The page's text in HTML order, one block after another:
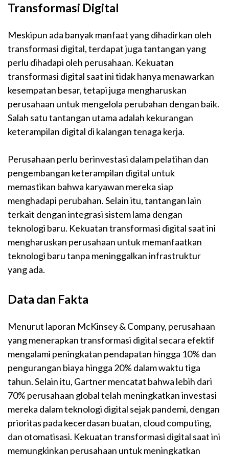
Transformasi Digital
Meskipun ada banyak manfaat yang dihadirkan oleh
transformasi digital, terdapat juga tantangan yang
perlu dihadapi oleh perusahaan. Kekuatan
transformasi digital saat ini tidak hanya menawarkan
kesempatan besar, tetapi juga mengharuskan
perusahaan untuk mengelola perubahan dengan baik.
Salah satu tantangan utama adalah kekurangan
keterampilan digital di kalangan tenaga kerja.
Perusahaan perlu berinvestasi dalam pelatihan dan
pengembangan keterampilan digital untuk
memastikan bahwa karyawan mereka siap
menghadapi perubahan. Selain itu, tantangan lain
terkait dengan integrasi sistem lama dengan
teknologi baru. Kekuatan transformasi digital saat ini
mengharuskan perusahaan untuk memanfaatkan
teknologi baru tanpa meninggalkan infrastruktur
yang ada.
Data dan Fakta
Menurut laporan McKinsey & Company, perusahaan
yang menerapkan transformasi digital secara efektif
mengalami peningkatan pendapatan hingga 10% dan
pengurangan biaya hingga 20% dalam waktu tiga
tahun. Selain itu, Gartner mencatat bahwa lebih dari
70% perusahaan global telah meningkatkan investasi
mereka dalam teknologi digital sejak pandemi, dengan
prioritas pada kecerdasan buatan, cloud computing,
dan otomatisasi. Kekuatan transformasi digital saat ini
memungkinkan perusahaan untuk meningkatkan